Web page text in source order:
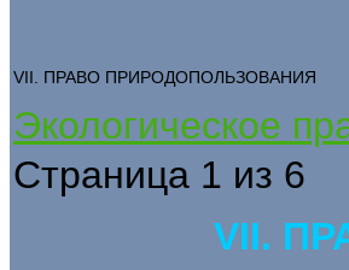
VII. ПРАВО ПРИРОДОПОЛЬЗОВАНИЯ
Экологическое
Страница 1 из 6
VII.